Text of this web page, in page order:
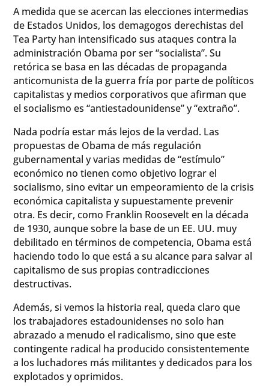
A medida que se acercan las elecciones intermedias
de Estados Unidos, los demagogos derechistas del
Tea Party han intensificado sus ataques contra la
administración Obama por ser “socialista”. Su
retórica se basa en las décadas de propaganda
anticomunista de la guerra fría por parte de políticos
capitalistas y medios corporativos que afirman que
el socialismo es “antiestadounidense” y “extraño”.
Nada podría estar más lejos de la verdad. Las
propuestas de Obama de más regulación
gubernamental y varias medidas de “estímulo”
económico no tienen como objetivo lograr el
socialismo, sino evitar un empeoramiento de la crisis
económica capitalista y supuestamente prevenir
otra. Es decir, como Franklin Roosevelt en la década
de 1930, aunque sobre la base de un EE. UU. muy
debilitado en términos de competencia, Obama está
haciendo todo lo que está a su alcance para salvar al
capitalismo de sus propias contradicciones
destructivas.
Además, si vemos la historia real, queda claro que
los trabajadores estadounidenses no solo han
abrazado a menudo el radicalismo, sino que este
contingente radical ha producido consistentemente
a los luchadores más militantes y dedicados para los
explotados y oprimidos.